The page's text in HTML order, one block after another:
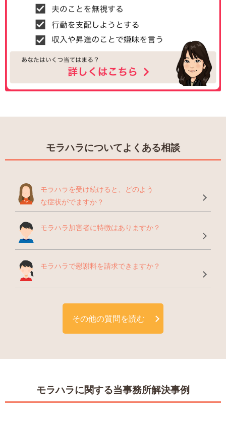
モラハラについてよくある相談
モラハラを受け続けると、どのよう
な症状がでますか？
モラハラ加害者に特徴はありますか？
モラハラで慰謝料を請求できますか？
その他の質問を読む
モラハラに関する当事務所解決事例